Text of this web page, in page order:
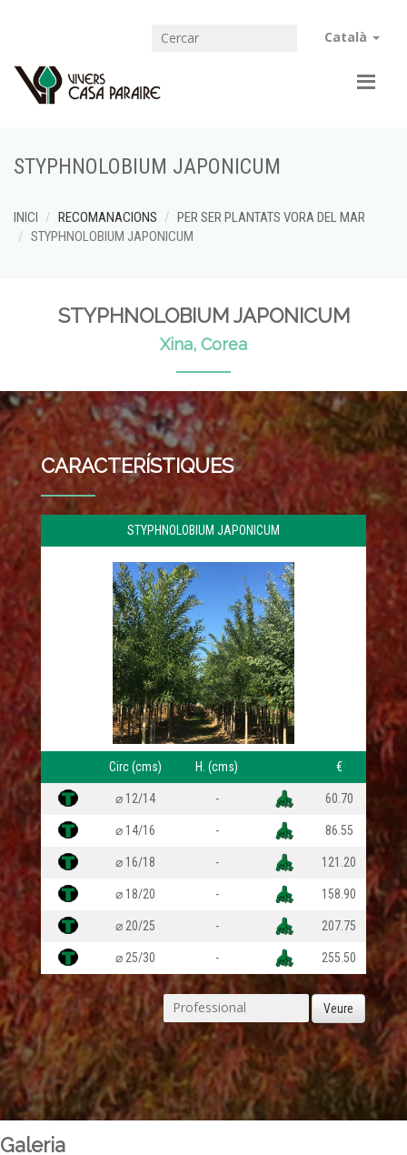
Català
STYPHNOLOBIUM JAPONICUM
INICI RECOMANACIONS
PER SER PLANTATS VORA DEL MAR
STYPHNOLOBIUM JAPONICUM
STYPHNOLOBIUM JAPONICUM
Xina, Corea
CARACTERÍSTIQUES
STYPHNOLOBIUM JAPONICUM
ZR:6b
Circ (cms) H. (cms) €
⌀ 12/14 - 60.70
⌀ 14/16 - 86.55
⌀ 16/18 - 121.20
⌀ 18/20 - 158.90
⌀ 20/25 - 207.75
⌀ 25/30 - 255.50
Veure
Galeria